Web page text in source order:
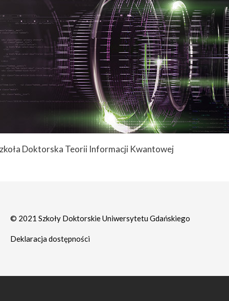
Doktorska Teorii Informacji Kwantowej
© 2021 Szkoły Doktorskie Uniwersytetu Gdańskiego
Deklaracja dostępności